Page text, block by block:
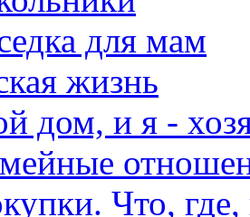
для мам
жизнь
дом, и я -
Что, где,